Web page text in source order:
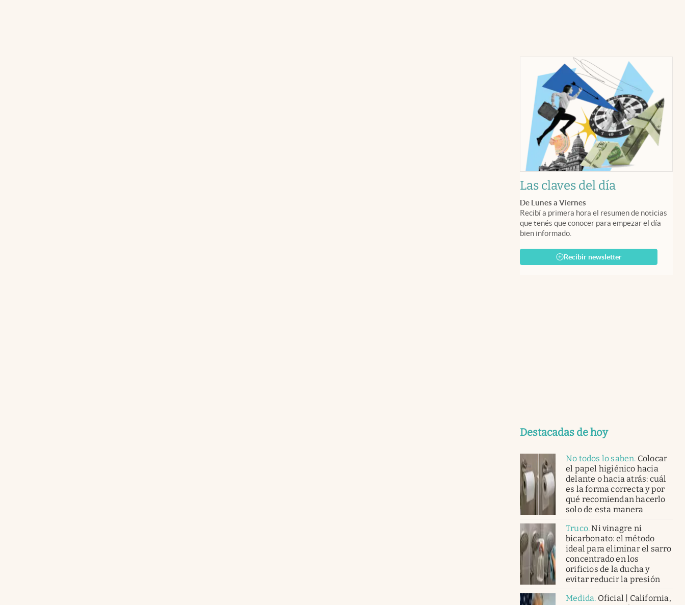
Las claves del día
De Lunes a Viernes
Recibí a primera hora el resumen de noticias
que tenés que conocer para empezar el día
bien informado.
Recibir newsletter
Destacadas de hoy
No todos lo saben. Colocar
el papel higiénico hacia
delante o hacia atrás: cuál
es la forma correcta y por
qué recomiendan hacerlo
solo de esta manera
Truco.Ni vinagre ni
bicarbonato: el método
ideal para eliminar el sarro
concentrado en los
orificios de la ducha y
evitar reducir la presión
Medida. Oficial | California,